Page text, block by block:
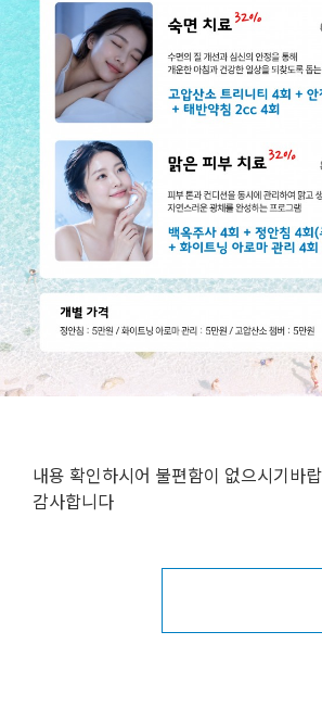
내용 확인하시어 불편함이 없으시기바
감사합니다